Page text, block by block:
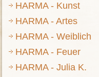
HARMA - Kunst
HARMA - Artes
HARMA - Weiblich
HARMA - Feuer
HARMA - Julia K.